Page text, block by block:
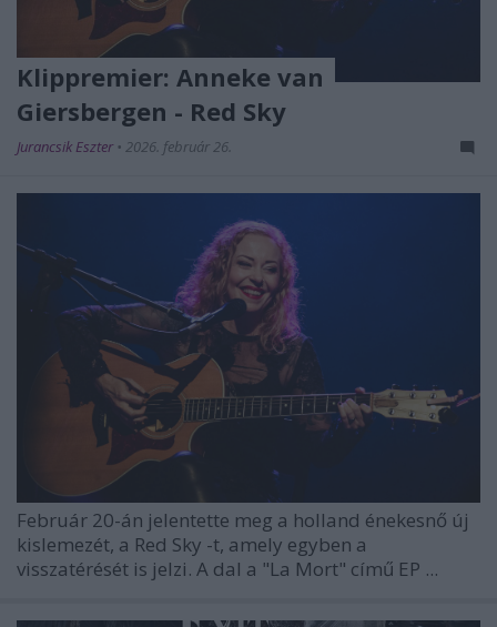
Klippremier: Anneke van
Giersbergen - Red Sky
Jurancsik Eszter • 2026. február 26.
Február 20-án jelentette meg a holland énekesnő új
kislemezét, a Red Sky -t, amely egyben a
visszatérését is jelzi. A dal a "La Mort" című EP ...